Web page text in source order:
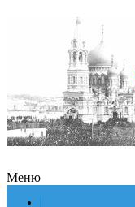
Меню